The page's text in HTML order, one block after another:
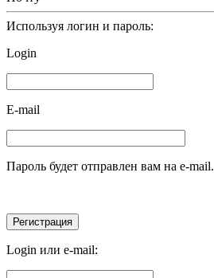
Используя логин и пароль:
Login
E-mail
Пароль будет отправлен вам на e-mail.
Login или e-mail: